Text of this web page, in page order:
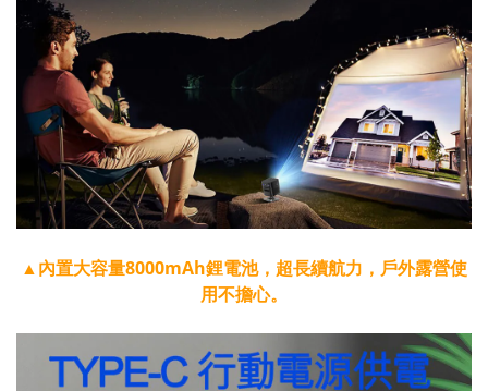
▲內置大容量8000mAh鋰電池，超長續航力，戶外露營使
用不擔心。